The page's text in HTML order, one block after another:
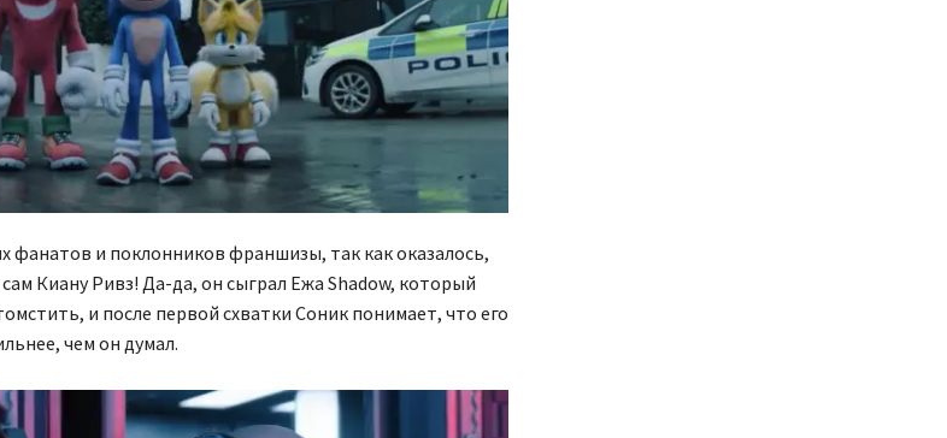
фанатов и поклонников франшизы, так как оказалось,
сам Киану Ривз! Да-да, он сыграл Ежа Shadow, который
и после первой схватки Соник понимает, что его
чем он думал.